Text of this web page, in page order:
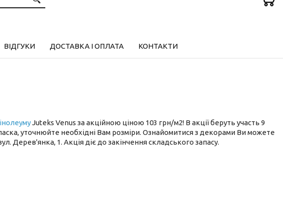
ВІДГУКИ ДОСТАВКА І ОПЛАТА КОНТАКТИ
Juteks Venus за акційною ціною 103 грн/м2! В акції беруть участь 9
уточнюйте необхідні Вам розміри. Ознайомитися з декорами Ви можете
Дерев'янка, 1. Акція діє до закінчення складського запасу.